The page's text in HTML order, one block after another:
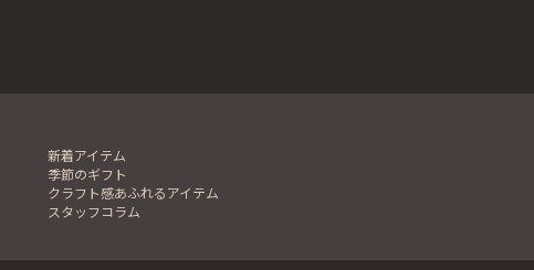
新着アイテム
季節のギフト
クラフト感あふれるアイテム
スタッフコラム